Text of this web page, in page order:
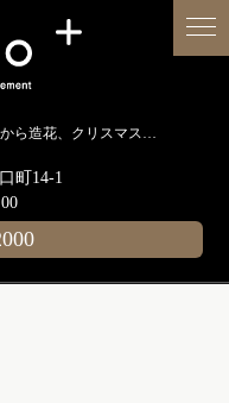
deco+（デコプラス）はプリザーブドフラワーから造花、クリスマス装飾、イルミネーションに至るまで扱う広島のディスプレイ専門ショップです。
町14-1